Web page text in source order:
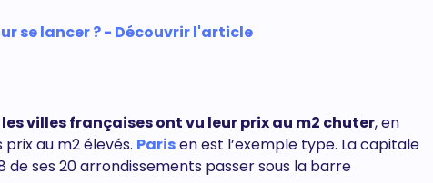
se lancer ? - Découvrir l'article
les villes françaises ont vu leur prix au m2 chuter, en
au m2 élevés. Parisen est l’exemple type. La capitale
ses 20 arrondissements passer sous la barre